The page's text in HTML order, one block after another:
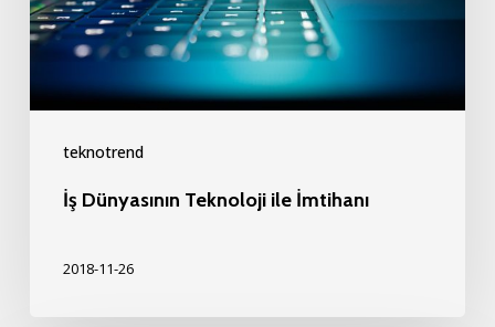
teknotrend
İş Dünyasının Teknoloji ile İmtihanı
2018-11-26